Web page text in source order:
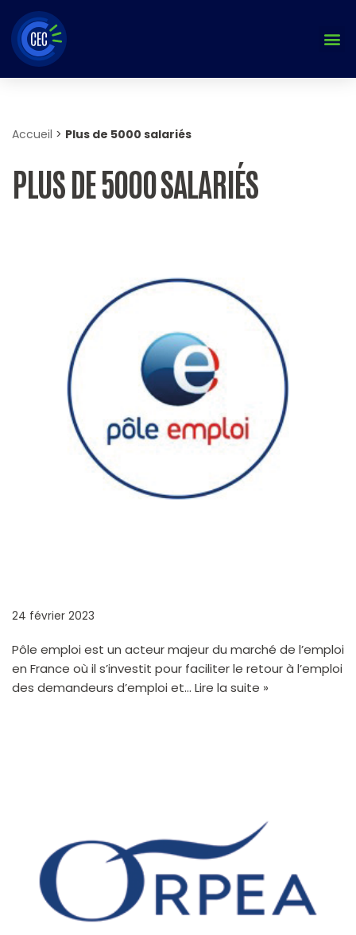
Aller
au
contenu
Accueil > Plus de 5000 salariés
PLUS DE 5000 SALARIÉS
24 février 2023
Pôle emploi est un acteur majeur du marché de l’emploi
en France où il s’investit pour faciliter le retour à l’emploi
des demandeurs d’emploi et… Lire la suite »